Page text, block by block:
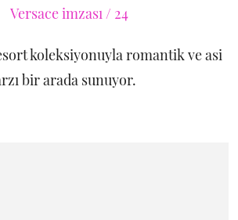
koleksiyonuyla romantik ve asi
bir arada sunuyor.